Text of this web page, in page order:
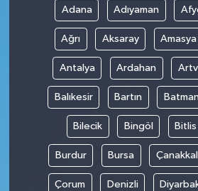
Adana Adıyaman
Ağrı Aksaray Amasya
Antalya Ardahan
Balıkesir Bartın
Bilecik Bingöl Bitlis
Burdur Bursa
Çorum Denizli